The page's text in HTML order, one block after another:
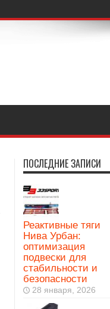
ПОСЛЕДНИЕ ЗАПИСИ
Реактивные тяги
Нива Урбан:
оптимизация
подвески для
стабильности и
безопасности
28 января, 2026